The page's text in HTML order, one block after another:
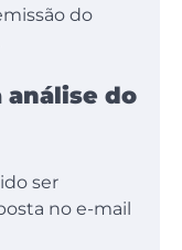
do
análise do
ser
no e-mail